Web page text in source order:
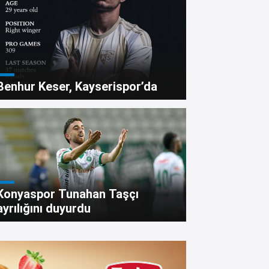
taşlı bıçaklı
Keser, Kayserispor’da
Tunahan Taşçı
duyurdu